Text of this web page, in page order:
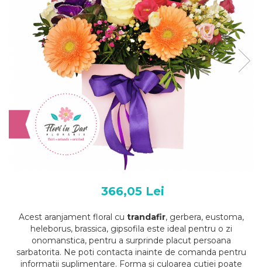
366,05 Lei
Acest aranjament floral cu trandafir, gerbera, eustoma,
heleborus, brassica, gipsofila este ideal pentru o zi
onomanstica, pentru a surprinde placut persoana
sarbatorita. Ne poti contacta inainte de comanda pentru
informatii suplimentare. Forma și culoarea cutiei poate